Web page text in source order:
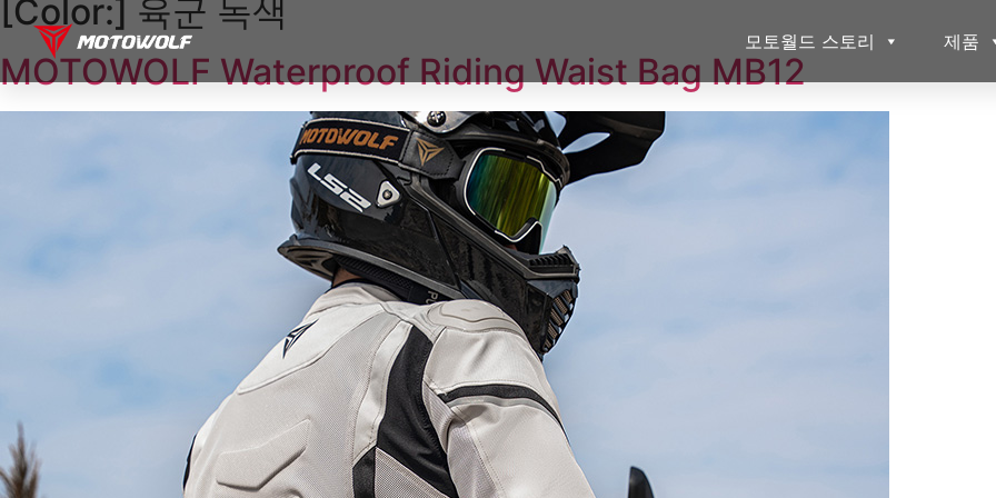
모토월드 스토리 제품
[Color:] 육군 녹색
MOTOWOLF Waterproof Riding Waist Bag MB12